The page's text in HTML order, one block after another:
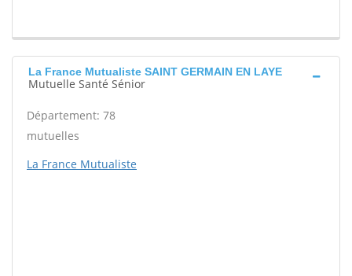
La France Mutualiste SAINT GERMAIN EN LAYE
Mutuelle Santé Sénior
Département: 78
mutuelles
La France Mutualiste